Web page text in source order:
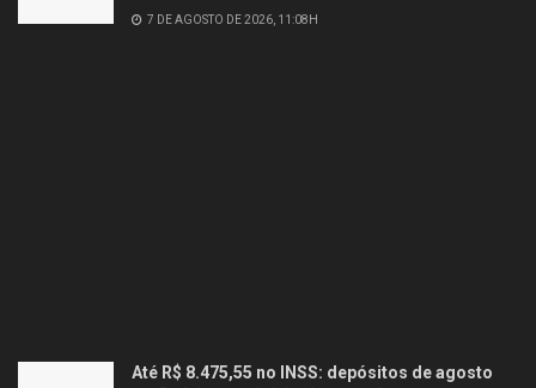
7 DE AGOSTO DE 2026, 11:08H
Até R$ 8.475,55 no INSS: depósitos de agosto